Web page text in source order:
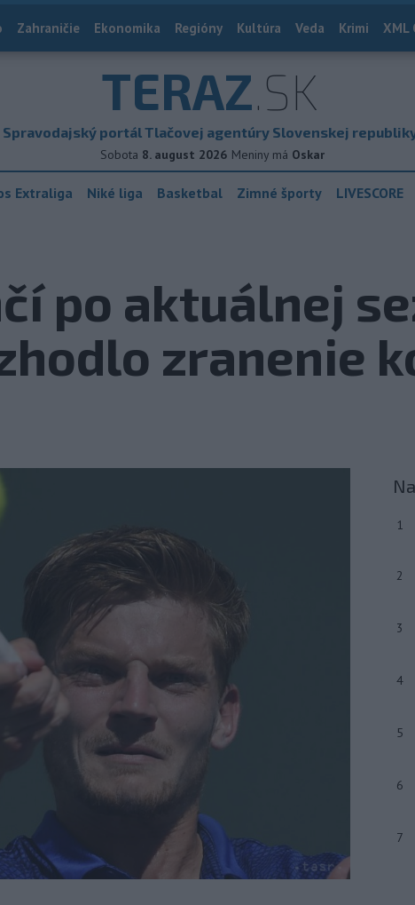
Zahraničie Ekonomika Regióny Kultúra Veda Krimi XML
TERAZ.SK
Spravodajský portál Tlačovej agentúry Slovenskej
Sobota 8. august 2026 Meniny má Oskar
Extraliga Niké liga Basketbal Zimné športy LIVESCORE
po aktuálnej
zranenie
1
2
3
4
5
6
7